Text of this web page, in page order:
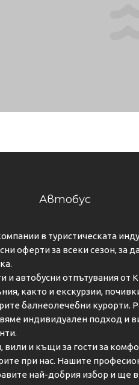
Автобус
в туристическата
оферти за всеки сезон, за
и автобусни отпътувания от
както и екскурзии,
балнеолечебни курорти.
индивидуален подход и
вили и къщи за гости за
при нас. Нашите
най-добрия избор и ще